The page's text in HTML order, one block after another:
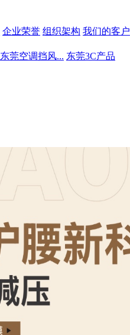
企业荣誉 组织架构 我们的客户
东莞空调挡风... 东莞3C产品